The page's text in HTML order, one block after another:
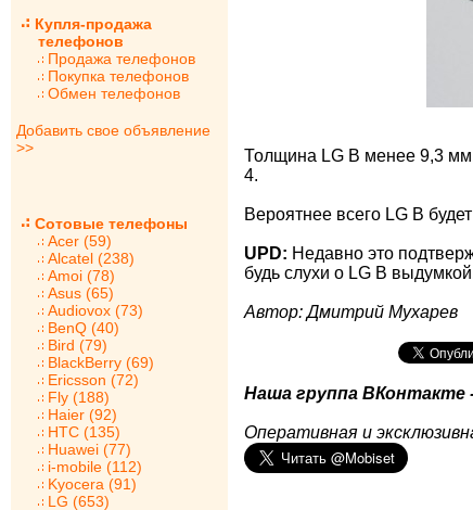
Купля-продажа
телефонов
Продажа телефонов
Покупка телефонов
Обмен телефонов
Добавить свое объявление
>>
Сотовые телефоны
Acer (59)
Alcatel (238)
Amoi (78)
Asus (65)
Audiovox (73)
BenQ (40)
Bird (79)
BlackBerry (69)
Ericsson (72)
Fly (188)
Haier (92)
HTC (135)
Huawei (77)
i-mobile (112)
Kyocera (91)
LG (653)
Толщина LG B менее 9,3 мм,
4.
Вероятнее всего LG B
UPD: Недавно это
будь слухи о LG B
Автор: Дмитрий Мухарев
Наша группа ВКонтакте
Оперативная и